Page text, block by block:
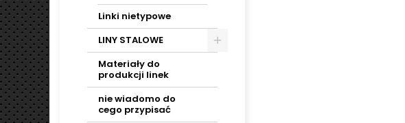
Linki nietypowe
LINY STALOWE
Materiały do
produkcji linek
nie wiadomo do
cego przypisać